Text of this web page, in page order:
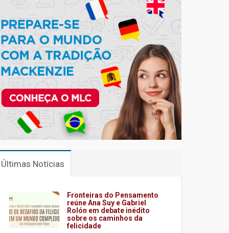
Últimas Notícias
Fronteiras do Pensamento
reúne Ana Suy e Gabriel
Rolón em debate inédito
sobre os caminhos da
felicidade